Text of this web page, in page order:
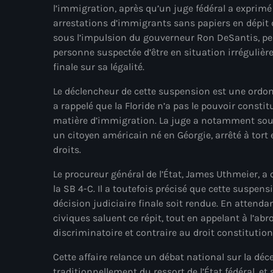
l’immigration, après qu’un juge fédéral a
arrestations d’immigrants sans papiers en
sous l’impulsion du gouverneur Ron DeSantis,
personne suspectée d’être en situation
finale sur sa légalité.
Le déclencheur de cette suspension est une
a rappelé que la Floride n’a pas le pouvoir
matière d’immigration. La juge a notamment
un citoyen américain né en Géorgie, arrêté à
droits.
Le procureur général de l’État, James Uthmeier,
la SB 4-C. Il a toutefois précisé que cette
décision judiciaire finale soit rendue. En
civiques saluent ce répit, tout en appelant à
discriminatoire et contraire au droit
Cette affaire relance un débat national sur la